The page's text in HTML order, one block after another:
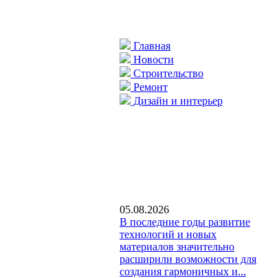
Главная
Новости
Строительство
Ремонт
Дизайн и интерьер
05.08.2026
В последние годы развитие
технологий и новых
материалов значительно
расширили возможности для
создания гармоничных и...